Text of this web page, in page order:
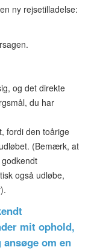
ny rejsetilladelse:
og det direkte
du har
fordi den toårige
(Bemærk, at
også udløbe,
mit ophold,
om en